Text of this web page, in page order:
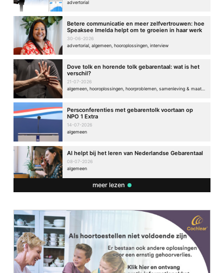
advertorial
Betere communicatie en meer zelfvertrouwen: hoe
Speaksee Imelda helpt om te groeien in haar werk
30-06-2026
advertorial, algemeen, hooroplossingen, interview
Dove tolk en horende tolk gebarentaal: wat is het
verschil?
21-07-2026
Persconferenties met gebarentolk voortaan op
NPO 1 Extra
14-07-2026
algemeen
AI helpt bij het leren van Nederlandse Gebarentaal
08-07-2026
algemeen
meer lezen